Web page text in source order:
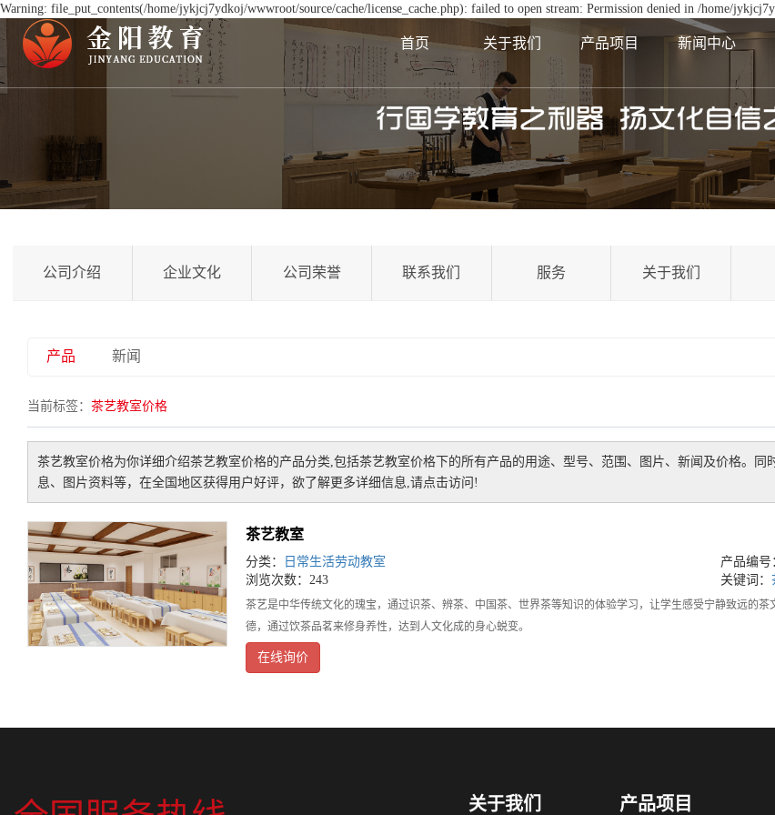
Warning: file_put_contents(/home/jykjcj7ydkoj/wwwroot/source/cache/license_cache.php): failed to open stream: Permission denied in /home/
首页 关于我们 产品项目 新闻中心
公司介绍 企业文化 公司荣誉 联系我们 服务 关于我们
产品 新闻
当前标签： 茶艺教室价格
茶艺教室价格为你详细介绍茶艺教室价格的产品分类,包括茶艺教室价格下的所有产品的用途、型号、范围、图片、新闻及价格。同
息、图片资料等，在全国地区获得用户好评，欲了解更多详细信息,请点击访问!
茶艺教室
分类： 日常生活劳动教室
产品编号
浏览次数：243
关键词：
茶艺是中华传统文化的瑰宝，通过识茶、辨茶、中国茶、世界茶等知识的体验学习，让学生感受宁静致远的
德，通过饮茶品茗来修身养性，达到人文化成的身心蜕变。
在线询价
关于我们 产品项目